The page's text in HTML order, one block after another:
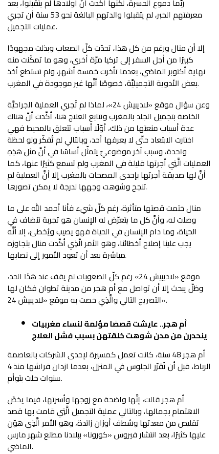
معرفتهم الخبر، لم يتقبلوا والدتهم البالغة نحو 53 سنة أن تجري
عمليات التجميل.
إلا أن منال ورغم من كل هذا، تحدّت كلّ الصعاب وبذلت مجهودًا
كبيرًا من أجل السفر إلى تركيا مرّة أخرى، وهو ما تمكّنت منه
نهاية أكتوبر الماضي، بعدما تأخرت خمسة أشهر، ولم تستطع أخذ
بعض الأدوية التجميليَّة، خصوصًا أنَّها غير موجودة في المغرب.
وعن سؤال موقع «لاديبيش 24»، لماذا لم تُجري العملية الجراحيَّة
الخاصة بتجميل الجلد بالمغرب وتتابع العلاج هنا، أكَّدت أنَّ هناك
عدة أسباب منعتها من ذلك، أوّلًا أسباب تتعلق بالمحيط فهي
اختارت الابتعاد حتّى لا يعرفها أحد، وبالتالي لم تُفكّر ولو لحظة
واحدة، وسبب آخر موضوعيّ يتمثّل أساسًا في أنَّ مثل هَذِهِ
العمليات الَّتِي أجرتها قليلة في المغرب ولم تسمع كثيرًا عنها، كما
أنَّ لها صديقة أجرتها بإحدى المصحات بالمغرب إلا أنَّ العملية لم
تنجح وشوهت وجهها لدرجة لا يمكن تصورها.
منال ختمت قصتها متأثرة، رغم كلّ شيء فأنا أحمد الله على ما
وصلت له، وأنَّ كل ما يتعرّض له الإنسان هو تجربة تنضاف في
الحياة، وما دام الإنسان في الحياة فهو يصيب ويُخطئ، إلا أنَّه
يجب علينا إصلاح أخطائنا، وهو الأمر الَّذِي أكَّدت منال بتجاوزه
مباشرة بعد أن تعود الأمور إلى نصابها.
موقع «لاديبيش 24» رغم كلّ الصعوبات لم يقف عند هَذَا الحد،
وظلّ يبحث إلا أن تواصل مع أم هجر من مدينة تطوان فكان لها
التصريح التالي والَّذِي خصت به موقع «لاديبيش 24».
أم هجر.. عايشت قصصًا مؤلمة لنساء مغربيات
ينحدرن من مدن شوهت خلقتهن بسبب فشل العلاج
أم هجر 48 سنة، كانت تعمل كمسيرة لإحدى الشركات بالعاصمة
الرباط، قبل أن تُقرّر الجلوس في المنزل، بعدما ازدان فراشها منذ 4
سنوات خلت بتوأم.
أم هجر قالت، إنَّها واضحة مع زوجها وأسرتها، فيما يخصّ
الاهتمام بجمالها، وبالتالي عملية التجميل الَّتِي قامت بها قصد
تقليص من معدتها وشطف أوزان زائدة، وهو الأمر الَّذِي هوّن
عليها كثيرًا، بعد انتشار فيروس «كورونا» ببلادنا مطلع شهر مارس
الماضي.